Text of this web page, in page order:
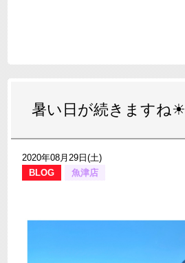
暑い日が続きますね☀
2020年08月29日(土)
BLOG
魚津店